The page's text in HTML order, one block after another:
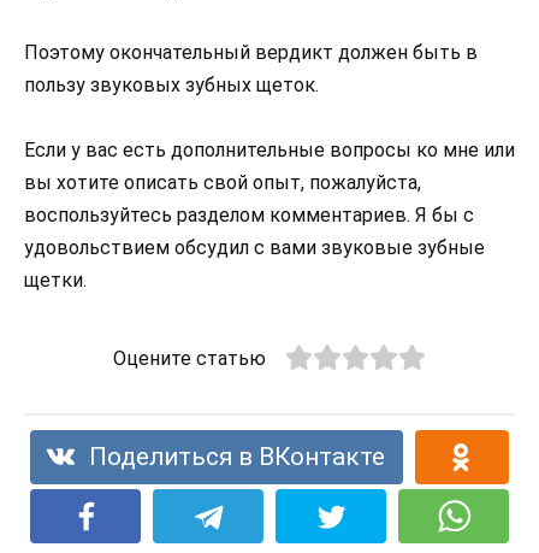
Поэтому окончательный вердикт должен быть в
пользу звуковых зубных щеток.
Если у вас есть дополнительные вопросы ко мне или
вы хотите описать свой опыт, пожалуйста,
воспользуйтесь разделом комментариев. Я бы с
удовольствием обсудил с вами звуковые зубные
щетки.
Оцените статью
Поделиться в ВКонтакте